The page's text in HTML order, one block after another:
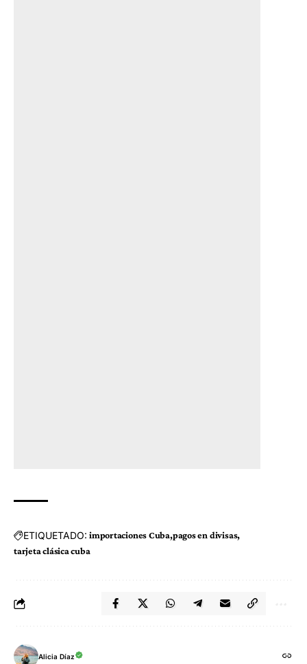
ETIQUETADO: importaciones Cuba pagos en divisas
tarjeta clásica cuba
Alicia Díaz